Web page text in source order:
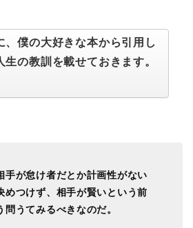
、僕の大好きな本から引用し
生の教訓を載せておきます。
手が怠け者だとか計画性がない
めつけず、相手が賢いという前
うてみるべきなのだ。